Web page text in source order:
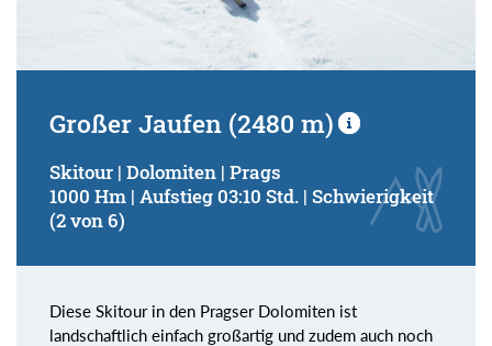
Großer Jaufen (2480 m)
Skitour | Dolomiten | Prags
1000 Hm | Aufstieg 03:10 Std. | Schwierigkeit
(2 von 6)
Diese Skitour in den Pragser Dolomiten ist
landschaftlich einfach großartig und zudem auch noch